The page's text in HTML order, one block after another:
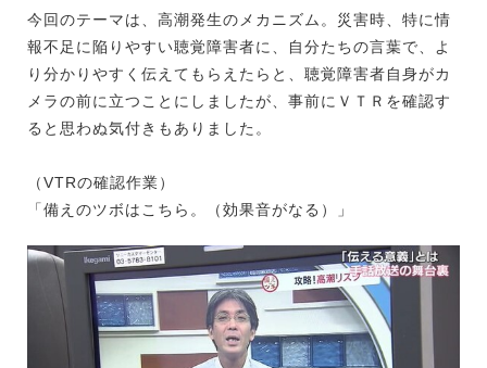
今回のテーマは、高潮発生のメカニズム。災害時、特に情
報不足に陥りやすい聴覚障害者に、自分たちの言葉で、よ
り分かりやすく伝えてもらえたらと、聴覚障害者自身がカ
メラの前に立つことにしましたが、事前にＶＴＲを確認す
ると思わぬ気付きもありました。
（VTRの確認作業）
「備えのツボはこちら。（効果音がなる）」